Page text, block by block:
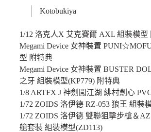
Kotobukiya
1/12 洛克人X 艾克賽爾 AXL 組裝模型
Megami Device 女神裝置
型 附特典
Megami Device 女神裝置 BUSTER
之牙 組裝模型(KP779) 附特典
1/8 ARTFX J 神劍闖江湖 緋村劍心
1/72 ZOIDS 洛伊德 RZ-053 狼王 組裝
1/72 ZOIDS 洛伊德 雙聯狙擊步槍＆
艙套裝 組裝模型(ZD113)